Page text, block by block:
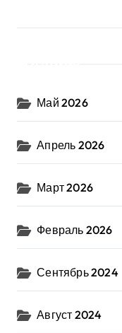
Май 2026
Апрель 2026
Март 2026
Февраль 2026
Сентябрь 2024
Август 2024